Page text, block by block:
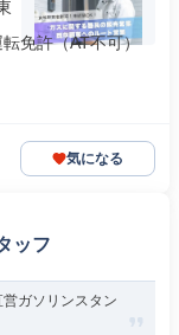
免許（AT不可）
気になる
ッフ
ガソリンスタン